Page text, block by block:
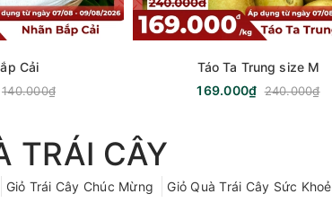
Cải
140.000₫
Táo Ta Trung size M
169.000₫ 240.000₫
TRÁI CÂY
Giỏ Trái Cây Chúc Mừng Giỏ Quà Trái Cây Sức Khoẻ